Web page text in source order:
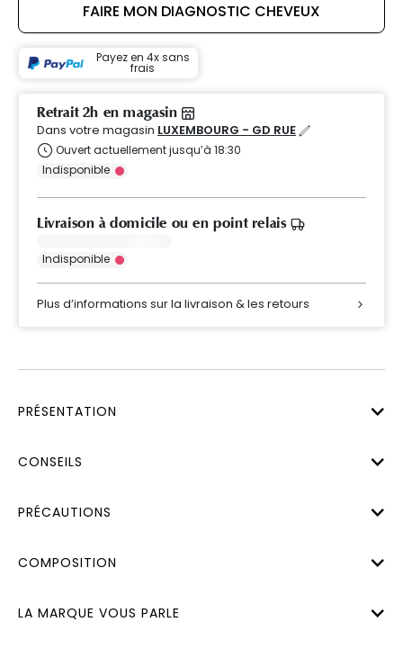
FAIRE MON DIAGNOSTIC CHEVEUX
Payez en 4x sans
frais
Retrait 2h en magasin
Dans votre magasin LUXEMBOURG - GD RUE
Ouvert actuellement jusqu’à 18:30
Indisponible
Livraison à domicile ou en point relais
Indisponible
Plus d’informations sur la livraison & les retours
PRÉSENTATION
CONSEILS
PRÉCAUTIONS
COMPOSITION
LA MARQUE VOUS PARLE